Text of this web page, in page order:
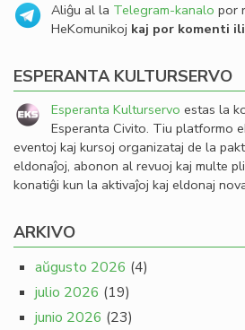
Aliĝu al la Telegram-kanalo por
HeKomunikoj kaj por komenti
ESPERANTA KULTURSERVO
Esperanta Kulturservo estas la
Esperanta Civito. Tiu platformo
eventoj kaj kursoj organizataj de la
eldonaĵoj, abonon al revuoj kaj multe
konatiĝi kun la aktivaĵoj kaj eldonaj
ARKIVO
aŭgusto 2026 (4)
julio 2026 (19)
junio 2026 (23)